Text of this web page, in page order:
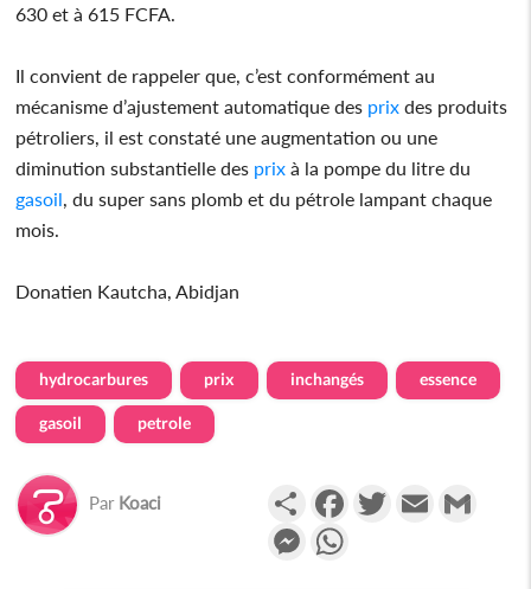
630 et à 615 FCFA.
Il convient de rappeler que, c’est conformément au
mécanisme d’ajustement automatique des prix des produits
pétroliers, il est constaté une augmentation ou une
diminution substantielle des prix à la pompe du litre du
gasoil , du super sans plomb et du pétrole lampant chaque
mois.
Donatien Kautcha, Abidjan
hydrocarbures prix inchangés essence
gasoil petrole
Par Koaci PartagerFacebookTwitterEmail
Messenger